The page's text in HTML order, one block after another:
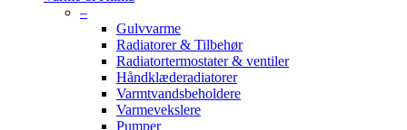
–
Gulvvarme
Radiatorer & Tilbehør
Radiatortermostater & ventiler
Håndklæderadiatorer
Varmtvandsbeholdere
Varmevekslere
Pumper